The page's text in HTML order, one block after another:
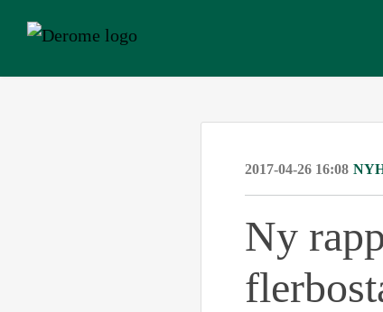
2017-04-26 16:08
Ny